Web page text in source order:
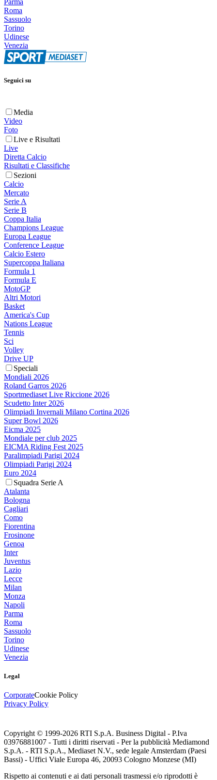
Parma
Roma
Sassuolo
Torino
Udinese
Venezia
Seguici su
Media
Video
Foto
Live e Risultati
Live
Diretta Calcio
Risultati e Classifiche
Sezioni
Calcio
Mercato
Serie A
Serie B
Coppa Italia
Champions League
Europa League
Conference League
Calcio Estero
Supercoppa Italiana
Formula 1
Formula E
MotoGP
Altri Motori
Basket
America's Cup
Nations League
Tennis
Sci
Volley
Drive UP
Speciali
Mondiali 2026
Roland Garros 2026
Sportmediaset Live Riccione 2026
Scudetto Inter 2026
Olimpiadi Invernali Milano Cortina 2026
Super Bowl 2026
Eicma 2025
Mondiale per club 2025
EICMA Riding Fest 2025
Paralimpiadi Parigi 2024
Olimpiadi Parigi 2024
Euro 2024
Squadra Serie A
Atalanta
Bologna
Cagliari
Como
Fiorentina
Frosinone
Genoa
Inter
Juventus
Lazio
Lecce
Milan
Monza
Napoli
Parma
Roma
Sassuolo
Torino
Udinese
Venezia
Legal
CorporateCookie Policy
Privacy Policy
Copyright © 1999-2026 RTI S.p.A. Business Digital - P.Iva
03976881007 - Tutti i diritti riservati - Per la pubblicità Mediamond
S.p.A. - RTI S.p.A., Mediaset N.V., sede legale Amsterdam (Paesi
Bassi) - Uffici Viale Europa 46, 20093 Cologno Monzese (MI)
Rispetto ai contenuti e ai dati personali trasmessi e/o riprodotti è